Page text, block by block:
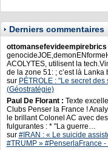
Derniers commentaires
ottomansefevideempirebrics
ACOLYTES, utilisent la
de la zone 51: ; c’est là
sur PÉTROLE : "Le secret des
(Géostratégie)
Paul De Florant : Texte
Clubs Penser la France !
le brillant Colonel AC avec
fulgurantes : * "La guerre…
sur #IRAN : « Le suicide
#TRUMP » #PenserlaFrance -